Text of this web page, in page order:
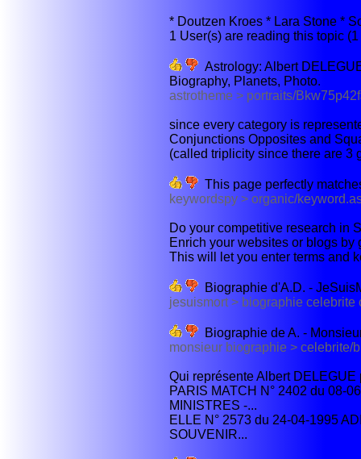
* Doutzen Kroes * Lara Stone *
1 User(s) are reading this topic
Astrology: Albert
Biography, Planets, Photo.
astrotheme > portraits/
since every category is
Conjunctions Opposites and
(called triplicity since there are 3
This page perfectly
keywordspy > organic/
Do your competitive research in
Enrich your websites or blogs by
This will let you enter terms and
Biographie d'A.D. -
jesuismort > biographie celebrite
Biographie de A. -
monsieur biographie > celebrite/
Qui représente Albert
PARIS MATCH N° 2402 du 08-
MINISTRES -...
ELLE N° 2573 du 24-04-1995
SOUVENIR...